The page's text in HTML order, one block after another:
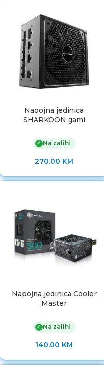
Napojna jedinica
SHARKOON gami
✓ Na zalihi
270.00 KM
Napojna jedinica Cooler
Master
✓ Na zalihi
140.00 KM